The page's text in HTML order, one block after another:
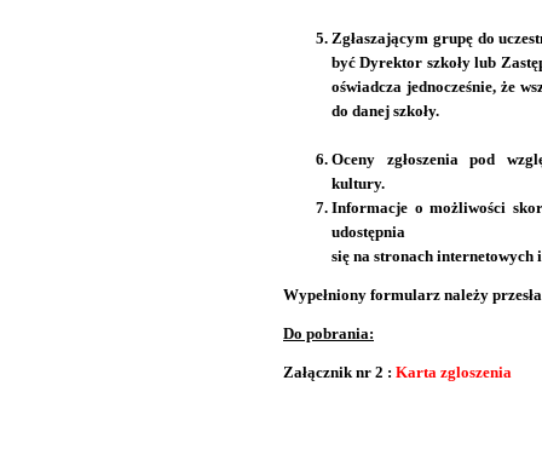
Zgłaszającym grupę do
być Dyrektor szkoły lub
oświadcza jednocześnie, że
do danej szkoły.
Oceny zgłoszenia pod
kultury.
Informacje o możliwości
udostępnia
się na stronach
Wypełniony formularz należy
Do pobrania:
Załącznik nr 2 : Karta zgloszenia